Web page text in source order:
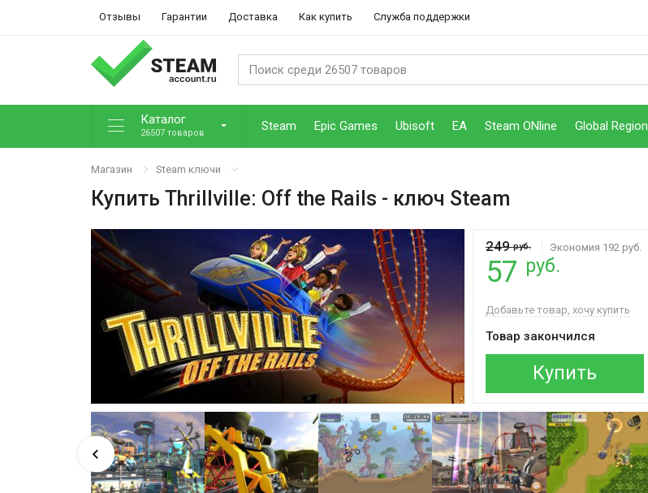
Отзывы Гарантии Доставка Как купить Служба поддержки
Каталог
26507 товаров Steam Epic Games Ubisoft EA Steam ONline Global Region
Магазин Steam ключи
Купить Thrillville: Off the Rails - ключ Steam
249руб. Экономия 192 руб.
57 руб.
Добавьте товар, хочу купить
Товар закончился
Купить